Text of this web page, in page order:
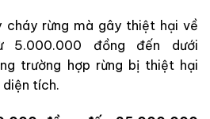
cháy rừng mà gây thiệt hại về
đồng đến dưới
trường hợp rừng bị thiệt hại
tích.